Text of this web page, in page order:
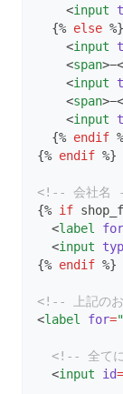
    <
input
  {%
else %}
    <
input
    <
span
    <
input
    <
span
    <
input
  {%
endif
{% endif %}
<!-- 会社名
{% if
  <
label for
  <
input
{% endif %}
<!-- 上記のお
<label for=
<!-- 全てに
  <
input id=